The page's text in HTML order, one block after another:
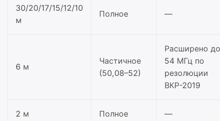
30/20/17/15/12/10
м
Полное —
6 м
Частичное
(50,08–52)
Расширено до
54 МГц по
резолюции
ВКР-2019
2 м Полное —